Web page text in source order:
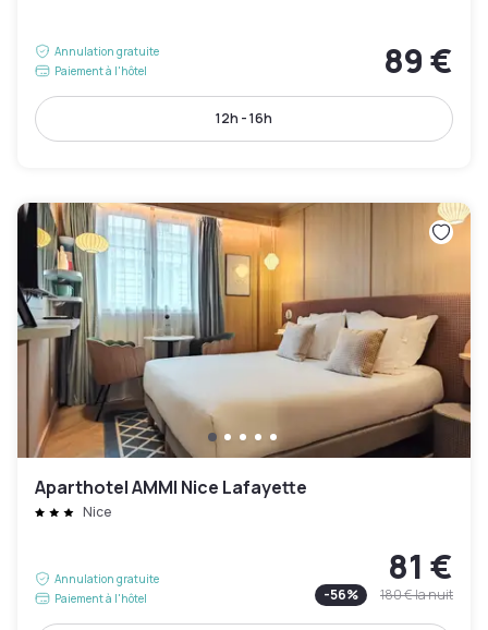
Annulation gratuite
Paiement à l'hôtel
89 €
12h - 16h
Aparthotel AMMI Nice Lafayette
Nice
Annulation gratuite
Paiement à l'hôtel
81 €
-56% 180 €la nuit